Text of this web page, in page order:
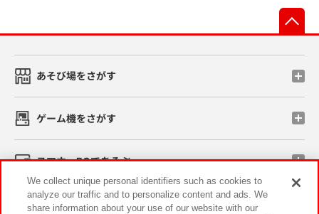
あそび場をさがす
ゲーム機をさがす
スマホ・PCであそぶ
イベント・キャンペーン
We collect unique personal identifiers such as cookies to
analyze our traffic and to personalize content and ads. We
share information about your use of our website with our